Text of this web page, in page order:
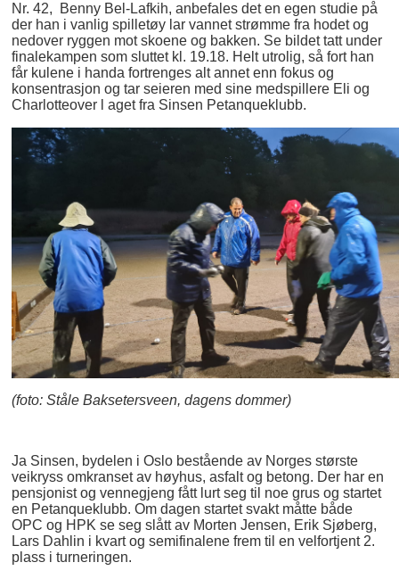
Nr. 42, Benny Bel-Lafkih, anbefales det en egen studie på
der han i vanlig spilletøy lar vannet strømme fra hodet og
nedover ryggen mot skoene og bakken. Se bildet tatt under
finalekampen som sluttet kl. 19.18. Helt utrolig, så fort han
får kulene i handa fortrenges alt annet enn fokus og
konsentrasjon og tar seieren med sine medspillere Eli og
Charlotteover l aget fra Sinsen Petanqueklubb.
(foto: Ståle Baksetersveen, dagens dommer)
Ja Sinsen, bydelen i Oslo bestående av Norges største
veikryss omkranset av høyhus, asfalt og betong. Der har en
pensjonist og vennegjeng fått lurt seg til noe grus og startet
en Petanqueklubb. Om dagen startet svakt måtte både
OPC og HPK se seg slått av Morten Jensen, Erik Sjøberg,
Lars Dahlin i kvart og semifinalene frem til en velfortjent 2.
plass i turneringen.